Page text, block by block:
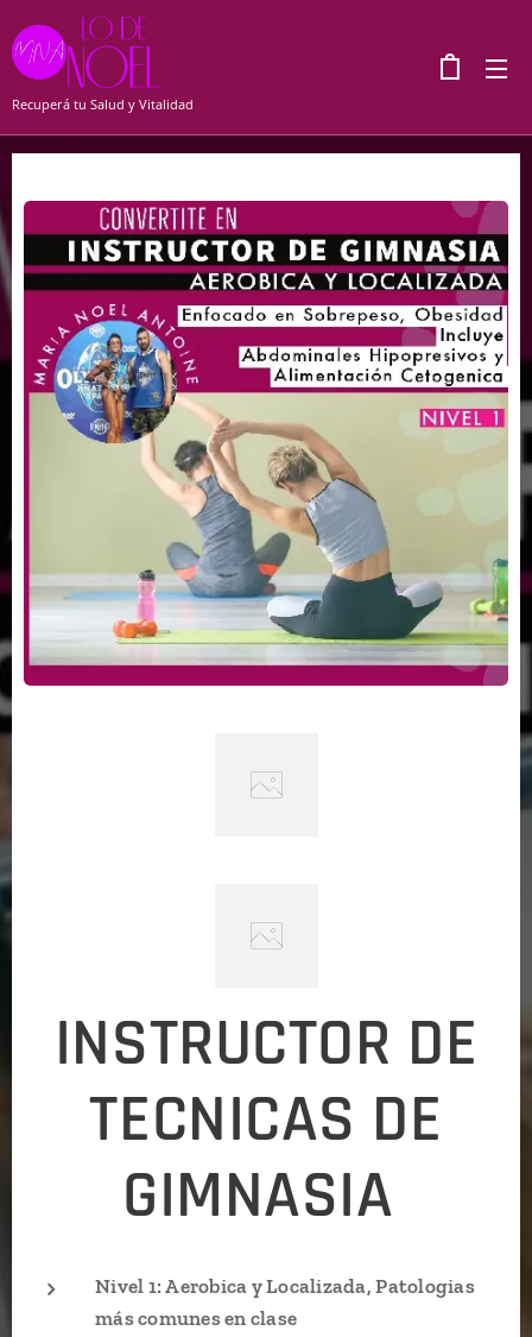
Recuperá tu Salud y Vitalidad
INSTRUCTOR DE
TECNICAS DE
GIMNASIA
Nivel 1: Aerobica y Localizada, Patologias
más comunes en clase